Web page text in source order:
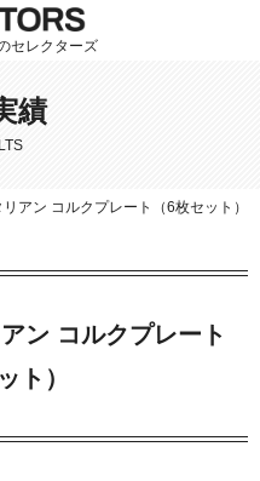
セレクターズ
績
アン コルクプレート（6枚セット）
ン コルクプレート
ト）